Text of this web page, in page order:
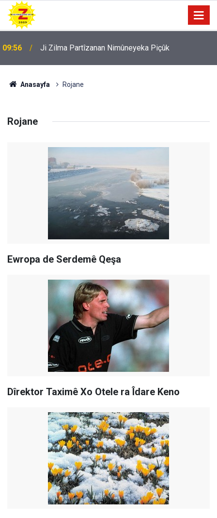
09:56 Ji Zilma Partîzanan Nimûneyeka Piçûk
Anasayfa Rojane
Rojane
Ewropa de Serdemê Qeşa
Dîrektor Taximê Xo Otele ra Îdare Keno